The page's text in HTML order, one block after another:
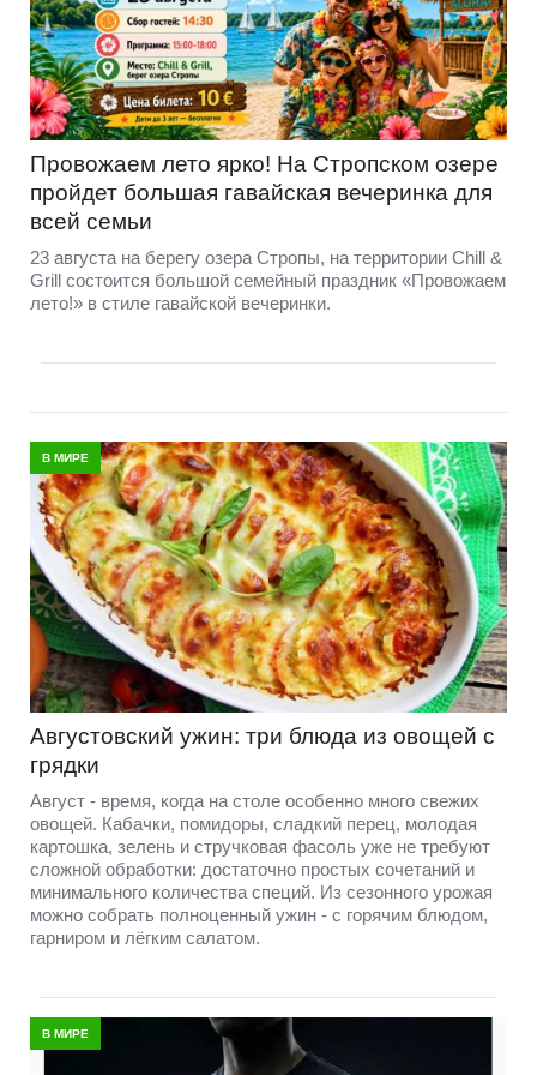
Провожаем лето ярко! На Стропском озере
пройдет большая гавайская вечеринка для
всей семьи
23 августа на берегу озера Стропы, на территории Chill &
Grill состоится большой семейный праздник «Провожаем
лето!» в стиле гавайской вечеринки.
В МИРЕ
Августовский ужин: три блюда из овощей с
грядки
Август - время, когда на столе особенно много свежих
овощей. Кабачки, помидоры, сладкий перец, молодая
картошка, зелень и стручковая фасоль уже не требуют
сложной обработки: достаточно простых сочетаний и
минимального количества специй. Из сезонного урожая
можно собрать полноценный ужин - с горячим блюдом,
гарниром и лёгким салатом.
В МИРЕ